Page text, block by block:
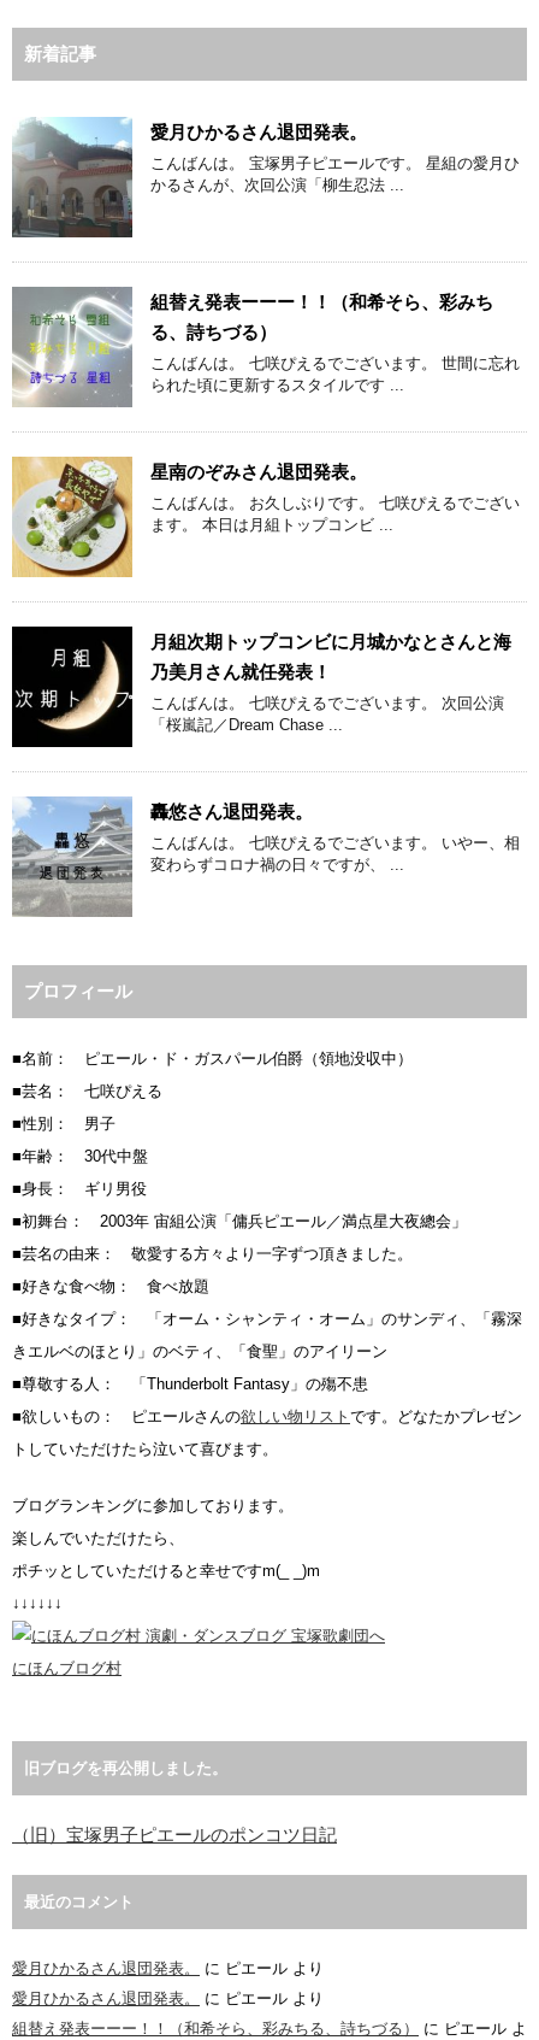
新着記事
愛月ひかるさん退団発表。
こんばんは。 宝塚男子ピエールです。 星組の愛月ひ
かるさんが、次回公演「柳生忍法 ...
組替え発表ーーー！！（和希そら、彩みち
る、詩ちづる）
こんばんは。 七咲ぴえるでございます。 世間に忘れ
られた頃に更新するスタイルです ...
星南のぞみさん退団発表。
こんばんは。 お久しぶりです。 七咲ぴえるでござい
ます。 本日は月組トップコンビ ...
月組次期トップコンビに月城かなとさんと海
乃美月さん就任発表！
こんばんは。 七咲ぴえるでございます。 次回公演
「桜嵐記／Dream Chase ...
轟悠さん退団発表。
こんばんは。 七咲ぴえるでございます。 いやー、相
変わらずコロナ禍の日々ですが、 ...
プロフィール
■名前： ピエール・ド・ガスパール伯爵（領地没収中）
■芸名： 七咲ぴえる
■性別： 男子
■年齢： 30代中盤
■身長： ギリ男役
■初舞台： 2003年 宙組公演「傭兵ピエール／満点星大夜總会」
■芸名の由来： 敬愛する方々より一字ずつ頂きました。
■好きな食べ物： 食べ放題
■好きなタイプ： 「オーム・シャンティ・オーム」のサンディ、「霧深
きエルベのほとり」のベティ、「食聖」のアイリーン
■尊敬する人： 「Thunderbolt Fantasy」の殤不患
■欲しいもの： ピエールさんの欲しい物リスト です。どなたかプレゼン
トしていただけたら泣いて喜びます。
ブログランキングに参加しております。
楽しんでいただけたら、
ポチッとしていただけると幸せですm(_ _)m
↓↓↓↓↓↓
にほんブログ村
旧ブログを再公開しました。
（旧）宝塚男子ピエールのポンコツ日記
最近のコメント
愛月ひかるさん退団発表。 に ピエール より
愛月ひかるさん退団発表。
に ピエール より
組替え発表ーーー！！（和希そら、彩みちる、詩ちづる）
に ピエール よ